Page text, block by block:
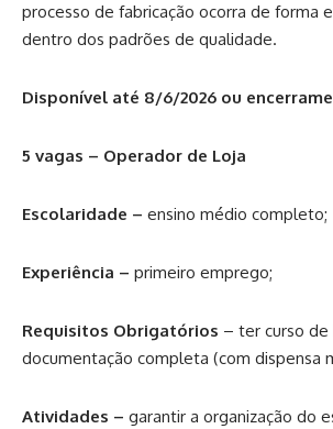
processo de fabricação ocorra de forma
dentro dos padrões de qualidade.
Disponível até 8/6/2026 ou
5 vagas – Operador de Loja
Escolaridade – ensino médio completo;
Experiência – primeiro emprego;
Requisitos Obrigatórios – ter curso de
documentação completa (com dispensa
Atividades – garantir a organização do